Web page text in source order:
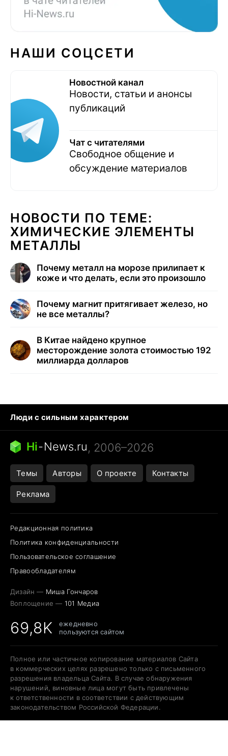
НАШИ СОЦСЕТИ
Новостной канал
Новости, статьи и анонсы
публикаций
Чат с читателями
Свободное общение и
обсуждение материалов
НОВОСТИ ПО ТЕМЕ:
ХИМИЧЕСКИЕ ЭЛЕМЕНТЫ
МЕТАЛЛЫ
Почему металл на морозе прилипает к
коже и что делать, если это произошло
Почему магнит притягивает железо, но
не все металлы?
В Китае найдено крупное
месторождение золота стоимостью 192
миллиарда долларов
Люди с сильным характером
Кошка писает на кровать
Тунцы в океанариуме
Ядовитые пауки России
Города в ядерной войне
Hi-News.ru, 2006–2026
Темы Авторы О проекте Контакты
Реклама
Редакционная политика
Политика конфиденциальности
Пользовательское соглашение
Правообладателям
Дизайн — Миша Гончаров
Воплощение — 101 Медиа
69,8K
ежедневно
пользуются сайтом
Полное или частичное копирование материалов Сайта
в коммерческих целях разрешено только с письменного
разрешения владельца Сайта. В случае обнаружения
нарушений, виновные лица могут быть привлечены
к ответственности в соответствии с действующим
законодательством Российской Федерации.